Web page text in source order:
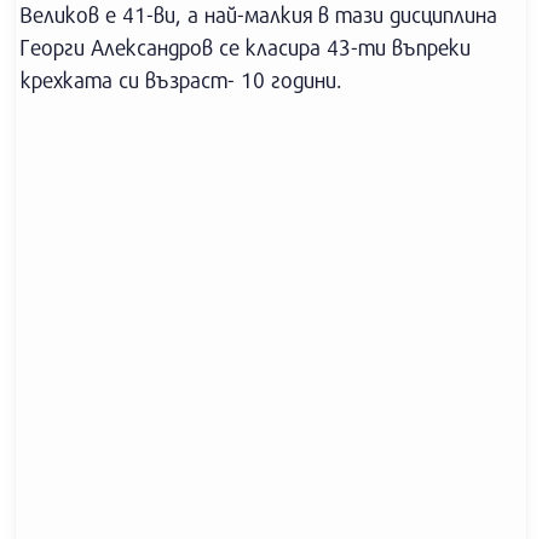
Великов е 41-ви, а най-малкия в тази дисциплина
Георги Александров се класира 43-ти въпреки
крехката си възраст- 10 години.